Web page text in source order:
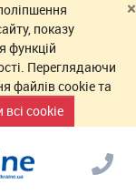
×
показу
функцій
Переглядаючи
файлів cookie та
cookie